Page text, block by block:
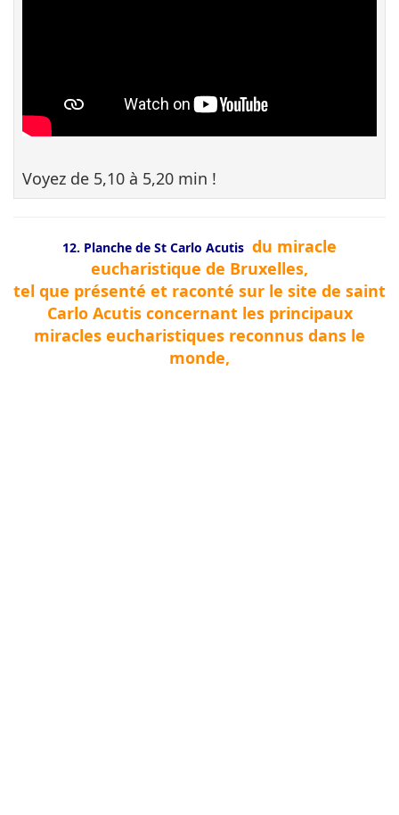
Voyez de 5,10 à 5,20 min !
12. Planche de St Carlo Acutis du miracle
eucharistique de Bruxelles,
tel que présenté et raconté sur le site de saint
Carlo Acutis concernant les principaux
miracles eucharistiques reconnus dans le
monde,